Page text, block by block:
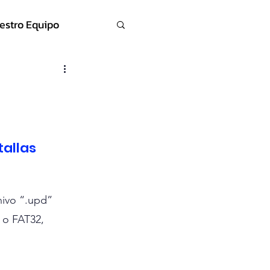
Equipo
“.upd”
FAT32,